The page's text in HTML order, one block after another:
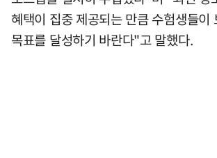
혜택이 집중 제공되는 만큼 수험생들이
목표를 달성하기 바란다"고 말했다.